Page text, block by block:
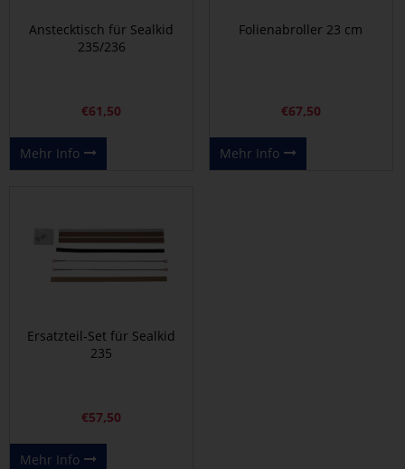
Anstecktisch für Sealkid
235/236
€61,50
Mehr Info
Folienabroller 23 cm
€67,50
Mehr Info
Ersatzteil-Set für Sealkid
235
€57,50
Mehr Info